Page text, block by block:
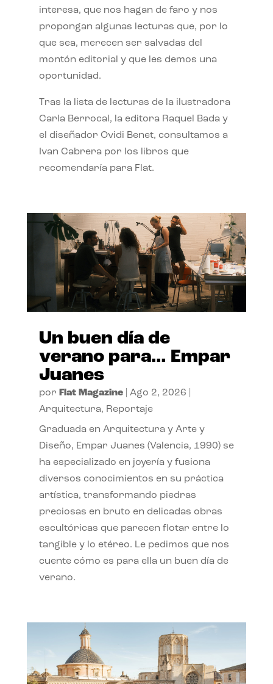
interesa, que nos hagan de faro y nos
propongan algunas lecturas que, por lo
que sea, merecen ser salvadas del
montón editorial y que les demos una
oportunidad.
Tras la lista de lecturas de la ilustradora
Carla Berrocal, la editora Raquel Bada y
el diseñador Ovidi Benet, consultamos a
Ivan Cabrera por los libros que
recomendaría para Flat.
Un buen día de
verano para… Empar
Juanes
por Flat Magazine| Ago 2, 2026
Arquitectura, Reportaje
Graduada en Arquitectura y Arte y
Diseño, Empar Juanes (Valencia, 1990) se
ha especializado en joyería y fusiona
diversos conocimientos en su práctica
artística, transformando piedras
preciosas en bruto en delicadas obras
escultóricas que parecen flotar entre lo
tangible y lo etéreo. Le pedimos que nos
cuente cómo es para ella un buen día de
verano.